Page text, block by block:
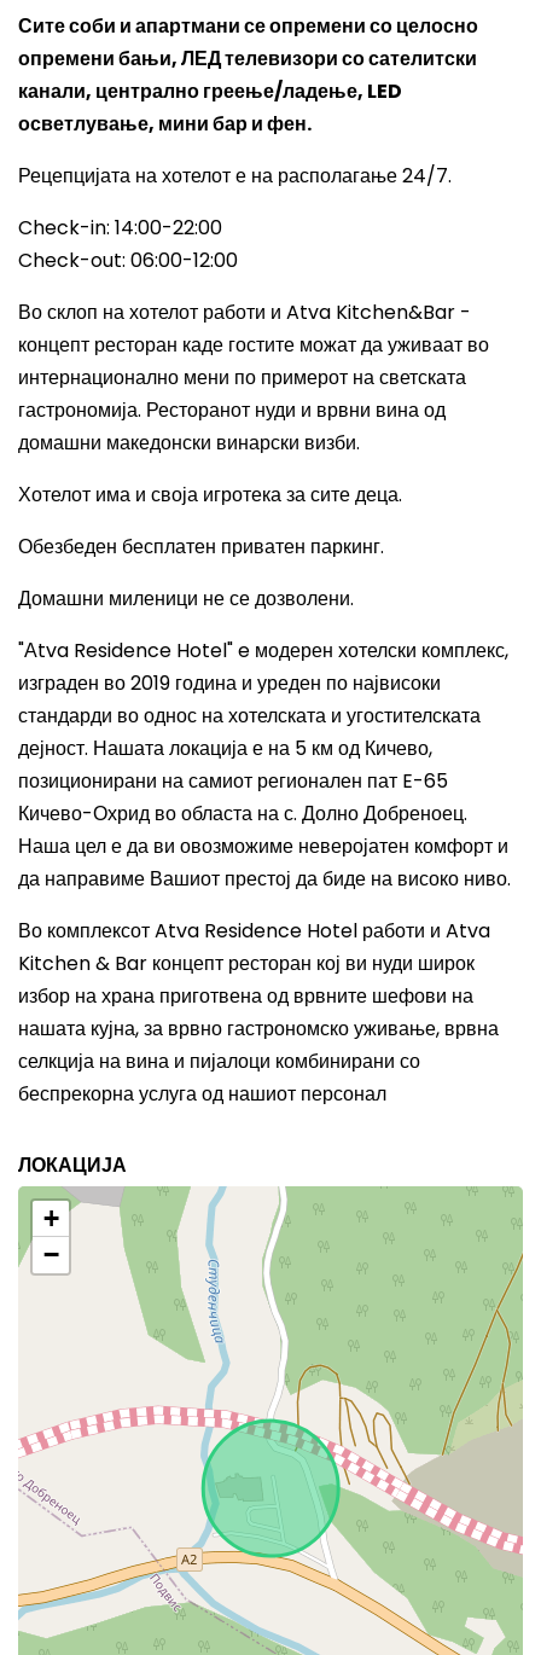
Сите соби и апартмани се опремени со целосно
опремени бањи, ЛЕД телевизори со сателитски
канали, централно греење/ладење, LED
осветлување, мини бар и фен.
Рецепцијата на хотелот е на располагање 24/7.
Check-in: 14:00-22:00
Check-out: 06:00-12:00
Во склоп на хотелот работи и Atva Kitchen&Bar -
концепт ресторан каде гостите можат да уживаат во
интернационално мени по примерот на светската
гастрономија. Ресторанот нуди и врвни вина од
домашни македонски винарски визби.
Хотелот има и своја игротека за сите деца.
Обезбеден бесплатен приватен паркинг.
Домашни миленици не се дозволени.
"Аtva Residence Hotel" e модерен хотелски комплекс,
изграден во 2019 година и уреден по највисоки
стандарди во однос на хотелската и угостителската
дејност. Нашата локација е на 5 км од Кичево,
позиционирани на самиот регионален пат E-65
Кичево-Охрид во областа на с. Долно Добреноец.
Наша цел е да ви овозможиме неверојатен комфорт и
да направиме Вашиот престој да биде на високо ниво.
Во комплексот Atva Residence Hotel работи и Atva
Kitchen & Bar концепт ресторан кој ви нуди широк
избор на храна приготвена од врвните шефови на
нашата кујна, за врвно гастрономско уживање, врвна
селкција на вина и пијалоци комбинирани со
беспрекорна услуга од нашиот персонал
ЛОКАЦИЈА
+
−